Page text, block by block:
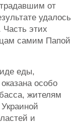
от
удалось
Часть этих
самим Папой
еды,
особо
жителям
и